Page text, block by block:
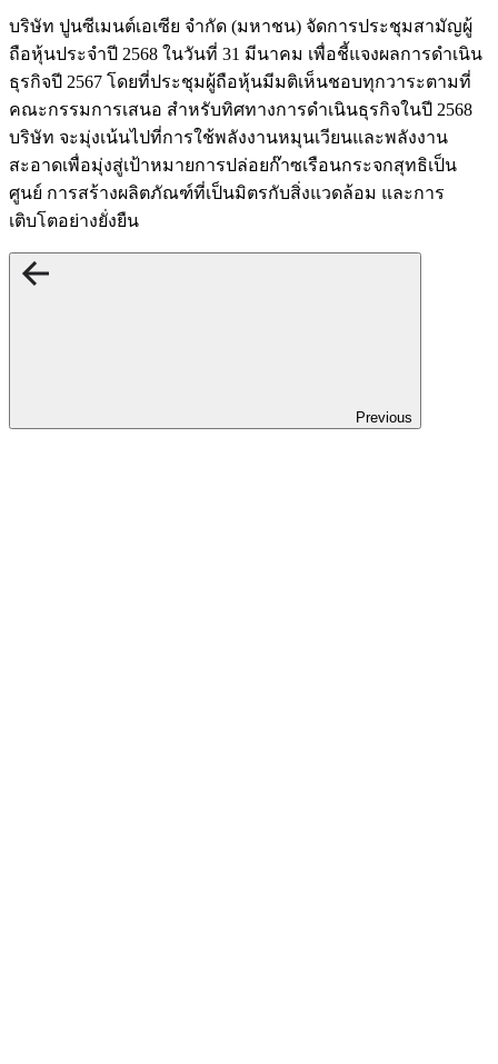
บริษัท ปูนซีเมนต์เอเซีย จำกัด (มหาชน) จัดการประชุมสามัญผู้
ถือหุ้นประจำปี 2568 ในวันที่ 31 มีนาคม เพื่อชี้แจงผลการดำเนิน
ธุรกิจปี 2567 โดยที่ประชุมผู้ถือหุ้นมีมติเห็นชอบทุกวาระตามที่
คณะกรรมการเสนอ สำหรับทิศทางการดำเนินธุรกิจในปี 2568
บริษัท จะมุ่งเน้นไปที่การใช้พลังงานหมุนเวียนและพลังงาน
สะอาดเพื่อมุ่งสู่เป้าหมายการปล่อยก๊าซเรือนกระจกสุทธิเป็น
ศูนย์ การสร้างผลิตภัณฑ์ที่เป็นมิตรกับสิ่งแวดล้อม และการ
เติบโตอย่างยั่งยืน
Previous